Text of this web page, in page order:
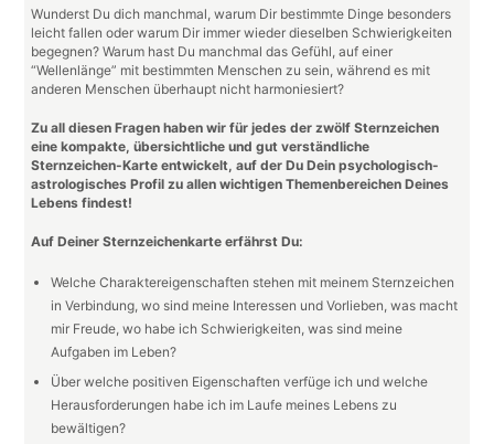
Wunderst Du dich manchmal, warum Dir bestimmte Dinge besonders
leicht fallen oder warum Dir immer wieder dieselben Schwierigkeiten
begegnen? Warum hast Du manchmal das Gefühl, auf einer
“Wellenlänge” mit bestimmten Menschen zu sein, während es mit
anderen Menschen überhaupt nicht harmoniesiert?
Zu all diesen Fragen haben wir für jedes der zwölf Sternzeichen
eine kompakte, übersichtliche und gut verständliche
Sternzeichen-Karte entwickelt, auf der Du Dein psychologisch-
astrologisches Profil zu allen wichtigen Themenbereichen Deines
Lebens findest!
Auf Deiner Sternzeichenkarte erfährst Du:
Welche Charaktereigenschaften stehen mit meinem Sternzeichen
in Verbindung, wo sind meine Interessen und Vorlieben, was macht
mir Freude, wo habe ich Schwierigkeiten, was sind meine
Aufgaben im Leben?
Über welche positiven Eigenschaften verfüge ich und welche
Herausforderungen habe ich im Laufe meines Lebens zu
bewältigen?